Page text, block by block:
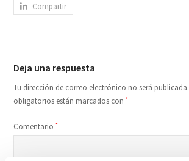
Compartir
Deja una respuesta
Tu dirección de correo electrónico no será publicada.
obligatorios están marcados con*
Comentario*